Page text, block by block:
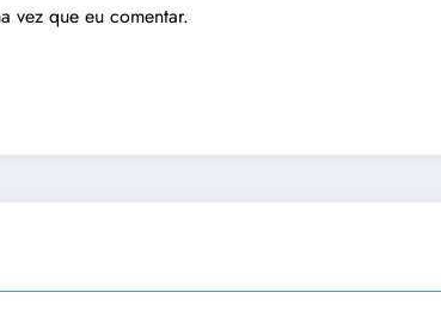
vez que eu comentar.